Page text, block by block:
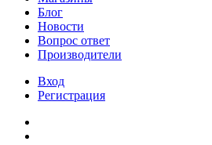
Блог
Новости
Вопрос ответ
Производители
Вход
Регистрация